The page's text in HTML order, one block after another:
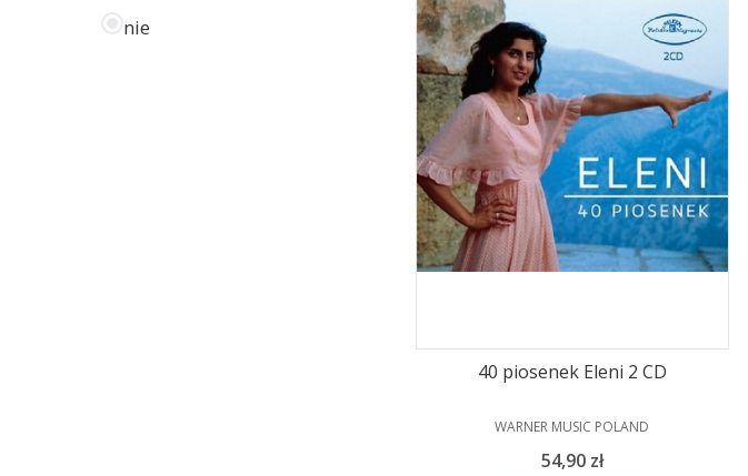
nie
40 piosenek Eleni 2 CD
PRODUCENT
WARNER MUSIC POLAND
Cena
54,90 zł